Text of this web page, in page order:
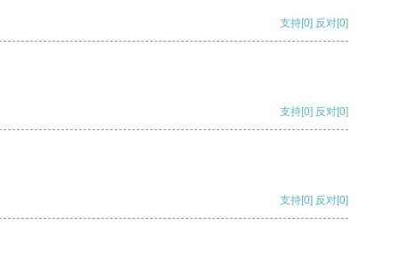
支持[0] 反对[0]
支持[0] 反对[0]
支持[0] 反对[0]